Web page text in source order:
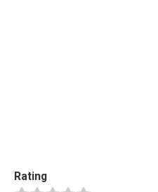
Rating